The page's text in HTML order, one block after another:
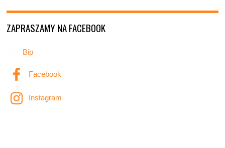
ZAPRASZAMY NA FACEBOOK
Bip
Facebook
Instagram